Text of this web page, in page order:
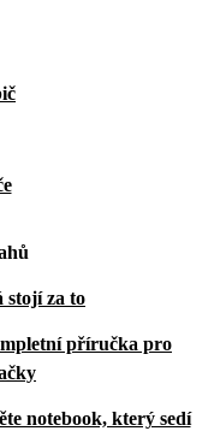
stojí za to
příručka pro
notebook, který sedí